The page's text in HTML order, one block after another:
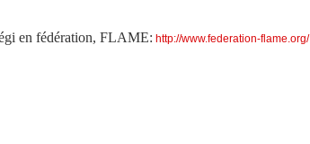
en fédération, FLAME: http://www.federation-flame.org/